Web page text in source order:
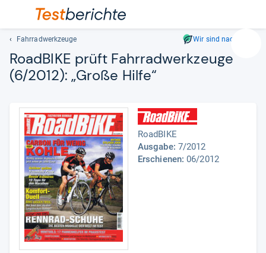
Geben
Fahrradwerkzeuge Wir sind nachhaltig
Road­BIKE prüft Fahr­rad­werk­zeuge
(6/2012): „Große Hilfe“
RoadBIKE
Ausgabe: 7/2012
Erschienen: 06/2012